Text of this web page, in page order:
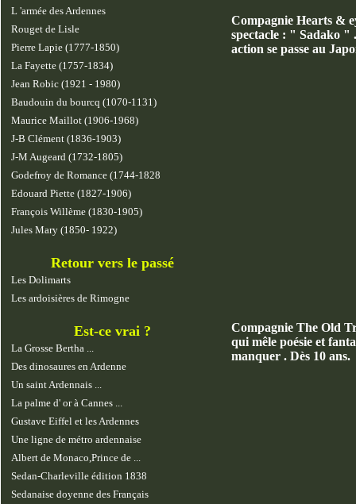
L 'armée des Ardennes
Rouget de Lisle
Pierre Lapie (1777-1850)
La Fayette (1757-1834)
Jean Robic (1921 - 1980)
Baudouin du bourcq (1070-1131)
Maurice Maillot (1906-1968)
J-B Clément (1836-1903)
J-M Augeard (1732-1805)
Godefroy de Romance (1744-1828
Edouard Piette (1827-1906)
François Willème (1830-1905)
Jules Mary (1850- 1922)
Retour vers le passé
Les Dolimarts
Les ardoisières de Rimogne
Est-ce vrai ?
La Grosse Bertha ...
Des dinosaures en Ardenne
Un saint Ardennais ...
La palme d' or à Cannes ...
Gustave Eiffel et les Ardennes
Une ligne de métro ardennaise
Albert de Monaco,Prince de ...
Sedan-Charleville édition 1838
Sedanaise doyenne des Français
Compagnie Hearts &
spectacle : " Sadako "
action se passe au
Compagnie The Old
qui mêle poésie et
manquer . Dès 10 ans.